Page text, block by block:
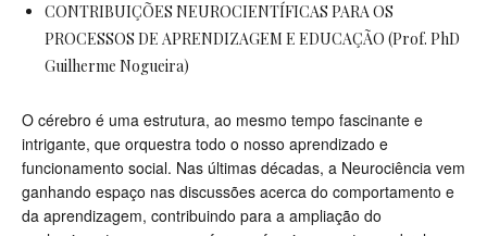
CONTRIBUIÇÕES NEUROCIENTÍFICAS PARA OS
PROCESSOS DE APRENDIZAGEM E EDUCAÇÃO (Prof. PhD
Guilherme Nogueira)
O cérebro é uma estrutura, ao mesmo tempo fascinante e
intrigante, que orquestra todo o nosso aprendizado e
funcionamento social. Nas últimas décadas, a Neurociência vem
ganhando espaço nas discussões acerca do comportamento e
da aprendizagem, contribuindo para a ampliação do